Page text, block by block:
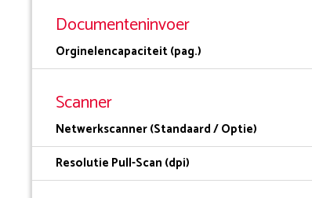
Documenteninvoer
Orginelencapaciteit (pag.)
Scanner
Netwerkscanner (Standaard / Optie)
Resolutie Pull-Scan (dpi)